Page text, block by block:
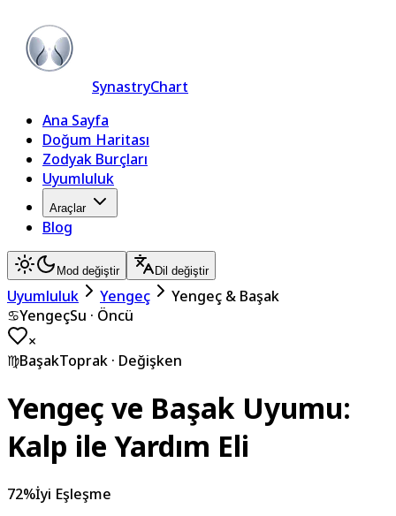
SynastryChart
Ana Sayfa
Doğum Haritası
Zodyak Burçları
Uyumluluk
Araçlar
Blog
Mod değiştir Dil değiştir
Uyumluluk Yengeç
Yengeç & Başak
♋YengeçSu · Öncü
×
♍BaşakToprak · Değişken
Yengeç ve Başak Uyumu:
Kalp ile Yardım Eli
72%İyi Eşleşme